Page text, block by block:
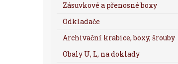
Zásuvkové a přenosné boxy
Odkladače
Archivační krabice, boxy, šrouby
Obaly U, L, na doklady